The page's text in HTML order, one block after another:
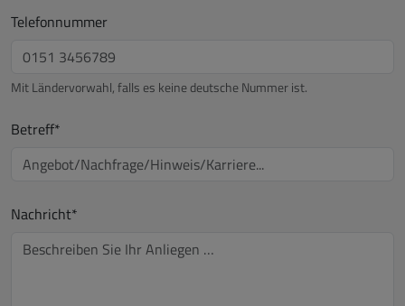
Telefonnummer
Mit Ländervorwahl, falls es keine deutsche Nummer ist.
Betreff*
Nachricht*